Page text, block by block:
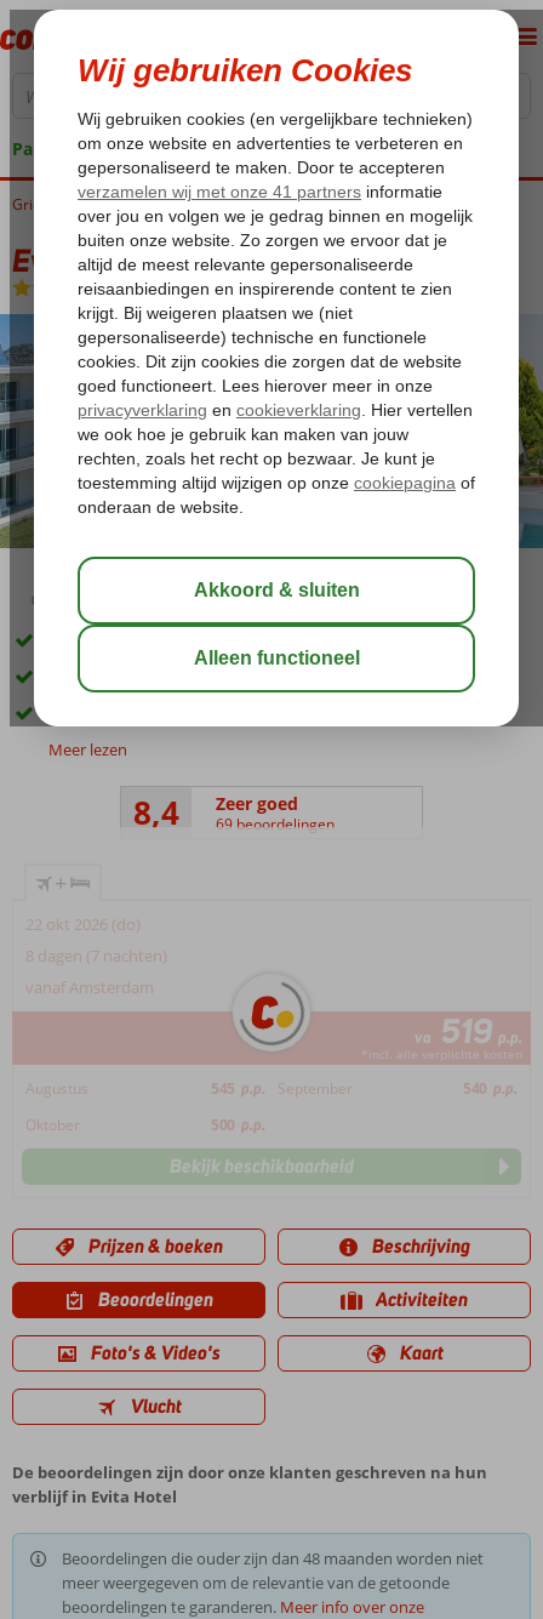
Pakketgarantie
Home
Griekenland Rhodos Faliraki Evita Hotel
Evita Hotel
Logies en ontbijt -Hotel
03:45 aug 32°C
Kleinschalige accommodatie
Ca. 1 km van het strand
Meer lezen
8,4 Zeer goed
69 beoordelingen
+
22 okt 2026 (do)
8 dagen (7 nachten)
vanaf Amsterdam
va 519 p.p.
*incl. alle verplichte kosten
Augustus 545 p.p. September 540 p.p.
Oktober
500 p.p.
Bekijk beschikbaarheid
Prijzen & boeken Beschrijving
Beoordelingen Activiteiten
Foto's & Video's Kaart
Vlucht
De beoordelingen zijn door onze klanten geschreven na hun
verblijf in Evita Hotel
Beoordelingen die ouder zijn dan 48 maanden worden niet
meer weergegeven om de relevantie van de getoonde
beoordelingen te garanderen. Meer info over onze